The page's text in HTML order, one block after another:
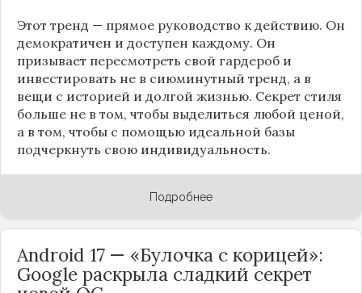
Этот тренд — прямое руководство к действию. Он
демократичен и доступен каждому. Он
призывает пересмотреть свой гардероб и
инвестировать не в сиюминутный тренд, а в
вещи с историей и долгой жизнью. Секрет стиля
больше не в том, чтобы выделиться любой ценой,
а в том, чтобы с помощью идеальной базы
подчеркнуть свою индивидуальность.
Подробнее
Android 17 — «Булочка с корицей»:
Google раскрыла сладкий секрет